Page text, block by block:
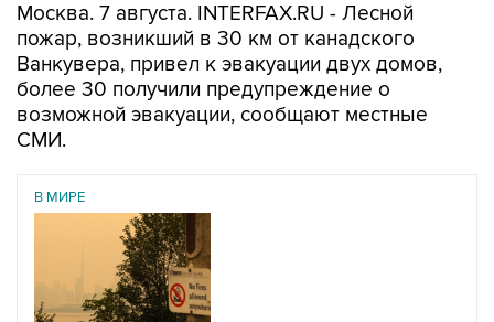
Москва. 7 августа. INTERFAX.RU - Лесной
пожар, возникший в 30 км от канадского
Ванкувера, привел к эвакуации двух домов,
более 30 получили предупреждение о
возможной эвакуации, сообщают местные
СМИ.
В МИРЕ